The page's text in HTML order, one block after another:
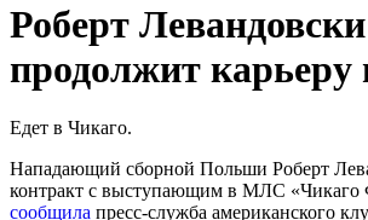
Роберт Левандовски
продолжит
Едет в Чикаго.
Нападающий сборной Польши Роберт
контракт с выступающим в МЛС «Чикаго
сообщила пресс-служба американского